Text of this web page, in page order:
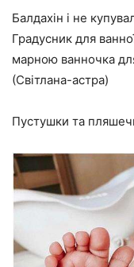
Балдахін і не
Градусник для
марною ванночка
(Світлана-астра)
Пустушки та